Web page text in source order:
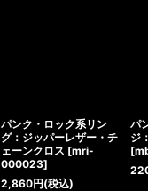
パンク・ロック系リン
グ：ジッパーレザー・チ
ェーンクロス [mri-
000023]
2,860円(税込)
パ
ジ
[